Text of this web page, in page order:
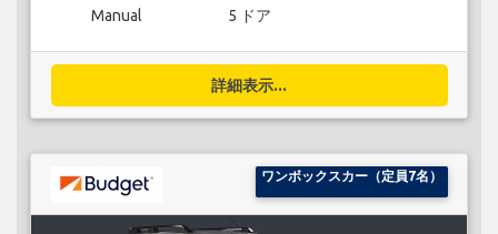
Manual 5 ドア
詳細表示...
ワンボックスカー（定員7名）